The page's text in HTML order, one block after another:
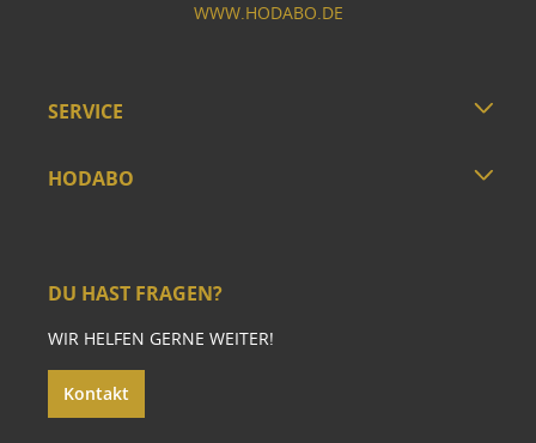
WWW.HODABO.DE
SERVICE
HODABO
DU HAST FRAGEN?
WIR HELFEN GERNE WEITER!
Kontakt